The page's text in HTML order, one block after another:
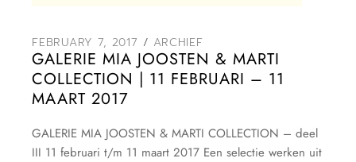
FEBRUARY 7, 2017 ARCHIEF
GALERIE MIA JOOSTEN & MARTI
COLLECTION | 11 FEBRUARI – 11
MAART 2017
GALERIE MIA JOOSTEN & MARTI COLLECTION – deel
III 11 februari t/m 11 maart 2017 Een selectie werken uit